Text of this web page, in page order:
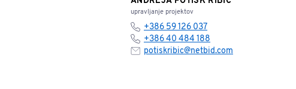
upravljanje projektov
+386 59 126 037
+386 40 484 188
potiskribic@netbid.com